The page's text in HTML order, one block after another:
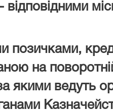
- відповідними
позичками,
на
якими ведуть